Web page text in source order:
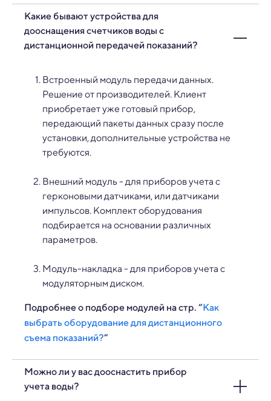
Какие бывают устройства для
дооснащения счетчиков воды с
дистанционной передачей показаний?
Встроенный модуль передачи данных.
Решение от производителей. Клиент
приобретает уже готовый прибор,
передающий пакеты данных сразу после
установки, дополнительные устройства не
требуются.
Внешний модуль - для приборов учета с
герконовыми датчиками, или датчиками
импульсов. Комплект оборудования
подбирается на основании различных
параметров.
Модуль-накладка - для приборов учета с
модуляторным диском.
Подробнее о подборе модулей на стр. “Как
выбрать оборудование для дистанционного
съема показаний?”
Можно ли у вас дооснастить прибор
учета воды?